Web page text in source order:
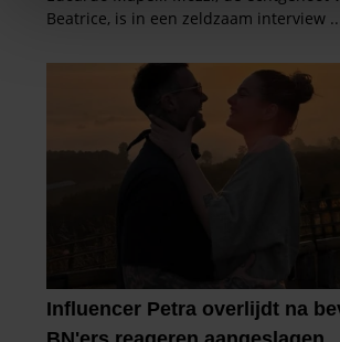
We gebruiken cookies om content en
en om ons websiteverkeer te
informatie over uw gebruik van onze site
partners voor social media, adverteren
partners kunnen deze gegevens
verzameld op basis van uw gebruik van
gaat akkoord met onze cookies als u